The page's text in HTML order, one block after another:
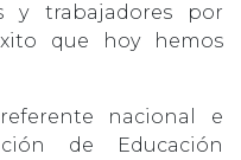
y trabajadores por
que hoy hemos
nacional e
de Educación